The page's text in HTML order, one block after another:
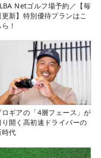
Netゴルフ場予約／【毎
更新】特別優待プランはこ
！
ロギアの「4層フェース」が
り開く高初速ドライバーの
時代